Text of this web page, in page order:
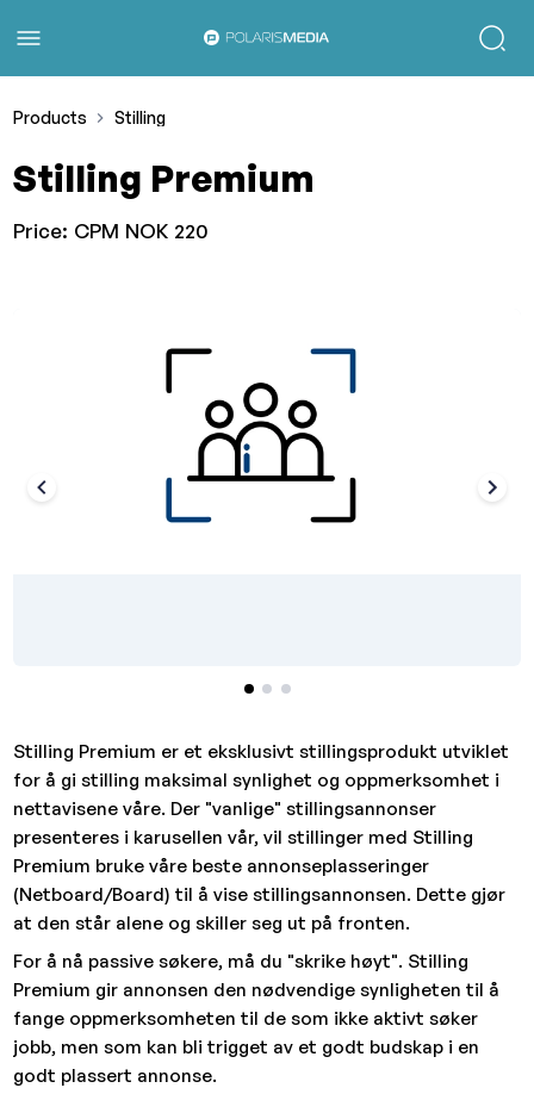
Products Stilling
Stilling Premium
Price: CPM NOK 220
Stilling Premium er et eksklusivt stillingsprodukt utviklet
for å gi stilling maksimal synlighet og oppmerksomhet i
nettavisene våre. Der "vanlige" stillingsannonser
presenteres i karusellen vår, vil stillinger med Stilling
Premium bruke våre beste annonseplasseringer
(Netboard/Board) til å vise stillingsannonsen. Dette gjør
at den står alene og skiller seg ut på fronten.
For å nå passive søkere, må du "skrike høyt". Stilling
Premium gir annonsen den nødvendige synligheten til å
fange oppmerksomheten til de som ikke aktivt søker
jobb, men som kan bli trigget av et godt budskap i en
godt plassert annonse.